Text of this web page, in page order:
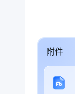
附件